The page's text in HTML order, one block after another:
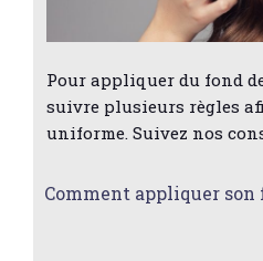
Pour appliquer du fond
suivre plusieurs règles
uniforme. Suivez nos
Comment appliquer